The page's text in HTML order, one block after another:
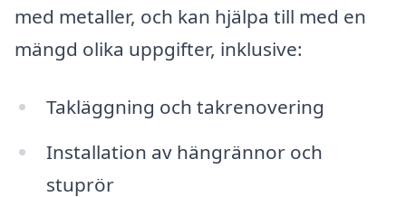
med metaller, och kan hjälpa till med en
mängd olika uppgifter, inklusive:
Takläggning och takrenovering
Installation av hängrännor och
stuprör